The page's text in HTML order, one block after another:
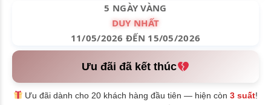
5 NGÀY VÀNG
DUY NHẤT
11/05/2026 ĐẾN 15/05/2026
Ưu đãi đã kết thúc
Ưu đãi dành cho 20 khách hàng đầu tiên — hiện còn3 suất!